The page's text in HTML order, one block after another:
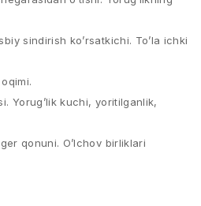
sindirish ko’rsatkichi. To’la ichki
Yorug’lik kuchi, yoritilganlik,
qonuni. O’lchov birliklari